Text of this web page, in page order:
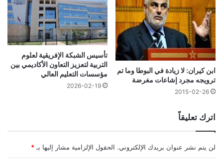
ابن كيران: لا زيادة في البوطا وما تم
ترويجه مجرد إشاعات مغرضة
2015-02-26
تأسيس الشبكة الإفريقية لعلوم
التربية لتعزيز التعاون الأكاديمي بين
مؤسسات التعليم العالي
2026-02-19
اترك تعليقاً
لن يتم نشر عنوان بريدك الإلكتروني. الحقول الإلزامية مشار إليها بـ *